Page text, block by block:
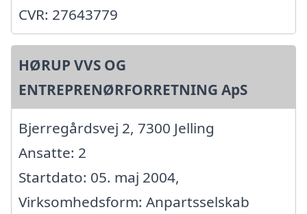
CVR: 27643779
HØRUP VVS OG
ENTREPRENØRFORRETNING ApS
Bjerregårdsvej 2, 7300 Jelling
Ansatte: 2
Startdato: 05. maj 2004,
Virksomhedsform: Anpartsselskab